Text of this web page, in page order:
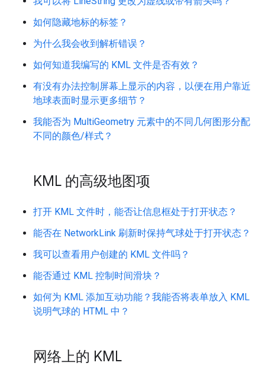
如何隐藏地标的标签？
为什么我会收到解析错误？
如何知道我编写的 KML 文件是否有效？
有没有办法控制屏幕上显示的内容，以便在用户靠近
地球表面时显示更多细节？
我能否为 MultiGeometry 元素中的不同几何图形分配
不同的颜色/样式？
KML 的高级地图项
打开 KML 文件时，能否让信息框处于打开状态？
能否在 NetworkLink 刷新时保持气球处于打开状态？
我可以查看用户创建的 KML 文件吗？
能否通过 KML 控制时间滑块？
如何为 KML 添加互动功能？我能否将表单放入 KML
说明气球的 HTML 中？
网络上的 KML